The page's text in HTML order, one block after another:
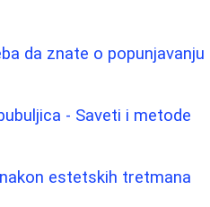
da znate o popunjavanju
- Saveti i metode
estetskih tretmana